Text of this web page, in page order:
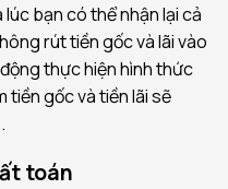
bạn có thể nhận lại cả
rút tiền gốc và lãi vào
thực hiện hình thức
tiền gốc và tiền lãi sẽ
toán